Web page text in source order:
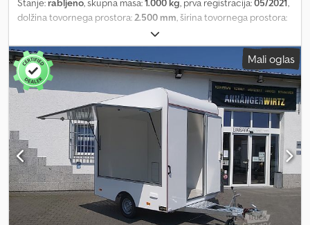
Stanje: rabljeno, skupna masa:1.000 kg, prva registracija:05/2021,
dolžina tovornega prostora:2.500 mm, širina tovornega prostora:
, višina nakladalnega prostora:
ANHÄNGERWIRTZ – numerous models available online Purchase
new trailers conveniently and around the clock online at
trailershop.de Pick up yourself or have it delivered. The online
pickup market for your new trailer offers strong brand
manufacturers! Over 850 new trailers in stock Over 130 used
trailers constantly available. Djdpfx Aemnpq Hshnskr Non-binding
example: used, in good condition from our rental fleet Available
upon request Sales trailer Multi VKE 1025/206 250x206x230cm,
empty vehicle, 1000kg, single axle low-frame chassis, braked, body
made of polyester sandwich construction with lockable serving
hatch with lifting aids, rear entrance door, crank supports, jockey
wheel..... First registration 04/21, while stocks last! TÜV inspection
valid Arrange a viewing appointment! Sales telephone order
Mali oglas